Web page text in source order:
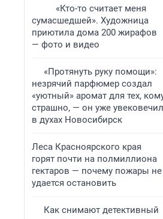
«Кто-то считает меня
сумасшедшей». Художница
приютила дома 200 жирафов
— фото и видео
«Протянуть руку помощи»:
незрячий парфюмер создал
«уютный» аромат для тех,
страшно, — он уже увековечил
в духах Новосибирск
Леса Красноярского края
горят почти на полмиллиона
гектаров — почему пожары не
удается остановить
Как снимают детективный